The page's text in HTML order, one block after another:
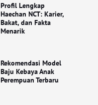
Profil Lengkap
Haechan NCT: Karier,
Bakat, dan Fakta
Menarik
Rekomendasi Model
Baju Kebaya Anak
Perempuan Terbaru